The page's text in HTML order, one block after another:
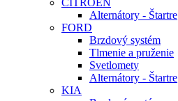
Alternátory - Štartre
FORD
Brzdový systém
Tlmenie a pruženie
Svetlomety
Alternátory - Štartre
KIA